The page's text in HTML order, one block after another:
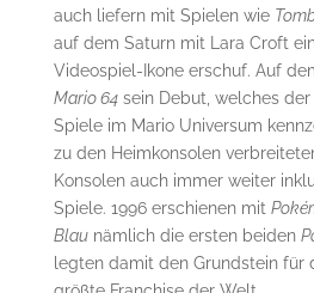
auch liefern mit Spielen wie
auf dem Saturn mit Lara Croft
Videospiel-Ikone erschuf. Auf
Mario 64sein Debut, welches
Spiele im Mario Universum
zu den Heimkonsolen
Konsolen auch immer weiter
Spiele. 1996 erschienen mit
Blaunämlich die ersten beiden
legten damit den Grundstein für